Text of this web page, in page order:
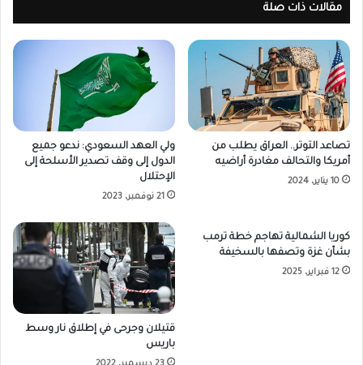
مقالات ذات صلة
تصاعد التوتر.. العراق يطلب من
أمريكا والتحالف مغادرة أراضيه
10 يناير، 2024
ولي العهد السعودي: ندعو جميع
الدول إلى وقف تصدير الأسلحة إلى
الإحتلال
21 نوفمبر، 2023
كوريا الشمالية تهاجم خطة ترمب
بشأن غزة وتصفها بالسخيفة
12 فبراير، 2025
قتيلان وجرحى في إطلاق نار وسط
باريس